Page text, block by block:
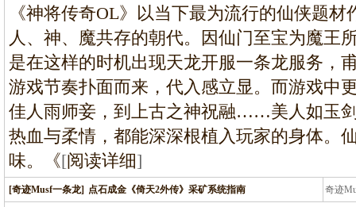
条
《神将传奇OL》以当下最为流行的仙侠题
人、神、魔共存的朝代。因仙门至宝为魔
是在这样的时机出现天龙开服一条龙服务，
游戏节奏扑面而来，代入感立显。而游戏中
佳人雨师妾，到上古之神祝融……美人如玉
热血与柔情，都能深深根植入玩家的身体。
味。《[阅读详细]
[奇迹Musf一条龙] 点石成金《倚天2外传》采矿系统指南 奇迹